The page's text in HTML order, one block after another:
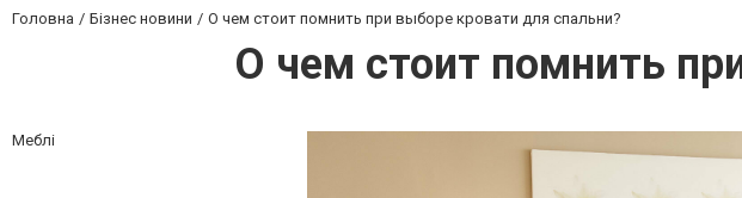
Головна Бізнес новини О чем стоит помнить при выборе кровати для спальни?
О чем стоит помнить
Меблі